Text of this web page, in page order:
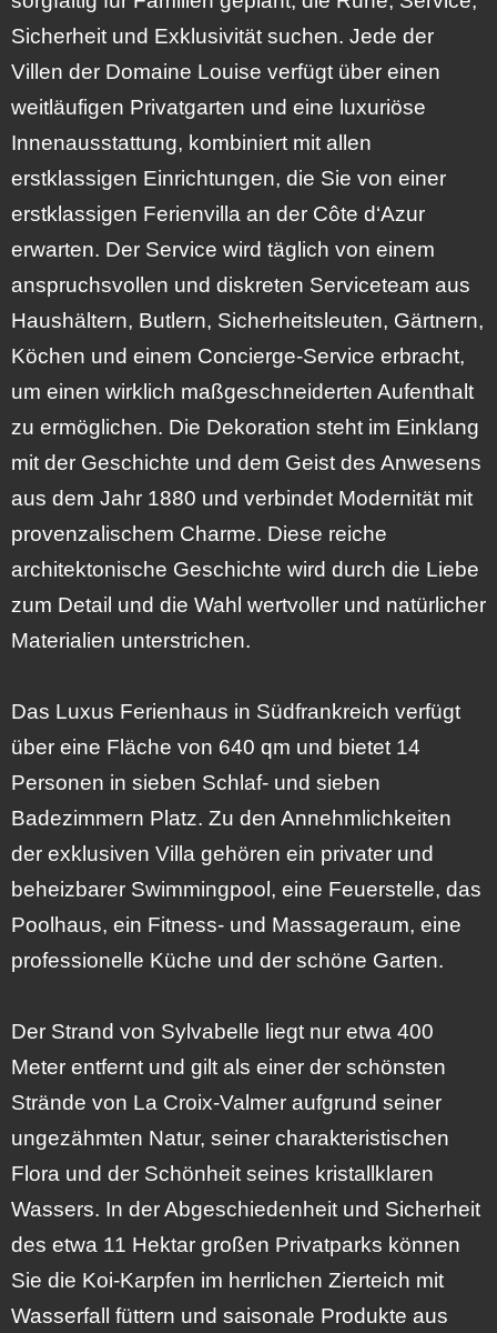
Sicherheit und Exklusivität suchen. Jede der
Villen der Domaine Louise verfügt über einen
weitläufigen Privatgarten und eine luxuriöse
Innenausstattung, kombiniert mit allen
erstklassigen Einrichtungen, die Sie von einer
erstklassigen Ferienvilla an der Côte d‘Azur
erwarten. Der Service wird täglich von einem
anspruchsvollen und diskreten Serviceteam aus
Haushältern, Butlern, Sicherheitsleuten, Gärtnern,
Köchen und einem Concierge-Service erbracht,
um einen wirklich maßgeschneiderten Aufenthalt
zu ermöglichen. Die Dekoration steht im Einklang
mit der Geschichte und dem Geist des Anwesens
aus dem Jahr 1880 und verbindet Modernität mit
provenzalischem Charme. Diese reiche
architektonische Geschichte wird durch die Liebe
zum Detail und die Wahl wertvoller und natürlicher
Materialien unterstrichen.
Das Luxus Ferienhaus in Südfrankreich verfügt
über eine Fläche von 640 qm und bietet 14
Personen in sieben Schlaf- und sieben
Badezimmern Platz. Zu den Annehmlichkeiten
der exklusiven Villa gehören ein privater und
beheizbarer Swimmingpool, eine Feuerstelle, das
Poolhaus, ein Fitness- und Massageraum, eine
professionelle Küche und der schöne Garten.
Der Strand von Sylvabelle liegt nur etwa 400
Meter entfernt und gilt als einer der schönsten
Strände von La Croix-Valmer aufgrund seiner
ungezähmten Natur, seiner charakteristischen
Flora und der Schönheit seines kristallklaren
Wassers. In der Abgeschiedenheit und Sicherheit
des etwa 11 Hektar großen Privatparks können
Sie die Koi-Karpfen im herrlichen Zierteich mit
Wasserfall füttern und saisonale Produkte aus